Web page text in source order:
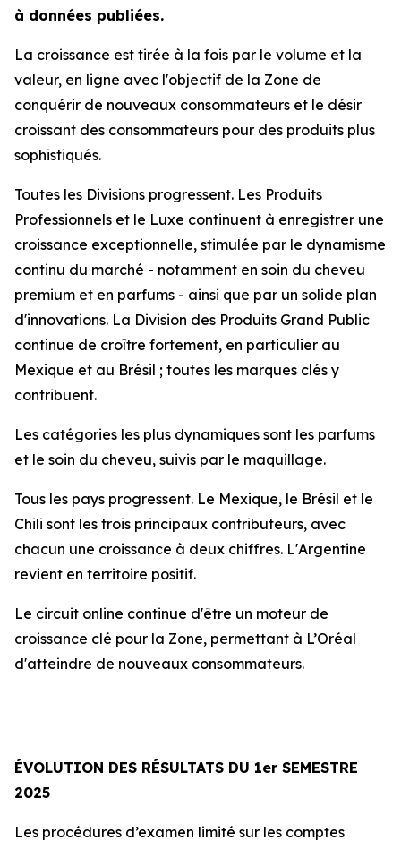
à données publiées.
La croissance est tirée à la fois par le volume et la
valeur, en ligne avec l'objectif de la Zone de
conquérir de nouveaux consommateurs et le désir
croissant des consommateurs pour des produits plus
sophistiqués.
Toutes les Divisions progressent. Les Produits
Professionnels et le Luxe continuent à enregistrer une
croissance exceptionnelle, stimulée par le dynamisme
continu du marché - notamment en soin du cheveu
premium et en parfums - ainsi que par un solide plan
d'innovations. La Division des Produits Grand Public
continue de croître fortement, en particulier au
Mexique et au Brésil ; toutes les marques clés y
contribuent.
Les catégories les plus dynamiques sont les parfums
et le soin du cheveu, suivis par le maquillage.
Tous les pays progressent. Le Mexique, le Brésil et le
Chili sont les trois principaux contributeurs, avec
chacun une croissance à deux chiffres. L'Argentine
revient en territoire positif.
Le circuit online continue d'être un moteur de
croissance clé pour la Zone, permettant à L’Oréal
d'atteindre de nouveaux consommateurs.
ÉVOLUTION DES RÉSULTATS DU 1er SEMESTRE
2025
Les procédures d’examen limité sur les comptes